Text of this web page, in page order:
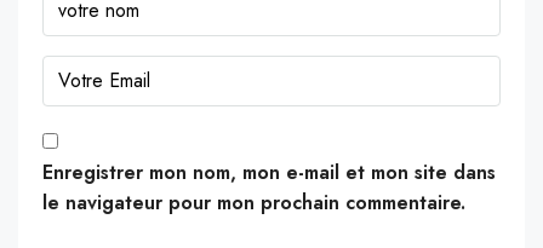
Enregistrer mon nom, mon e-mail et mon site dans
le navigateur pour mon prochain commentaire.